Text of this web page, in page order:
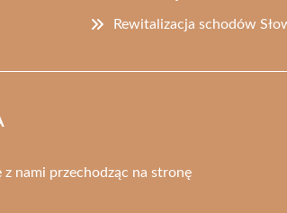
Rewitalizacja schodów
nami przechodząc na stronę